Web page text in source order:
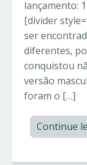
lançamento:
[divider
ser
diferentes,
conquistou
versão
foram o […]
Continue